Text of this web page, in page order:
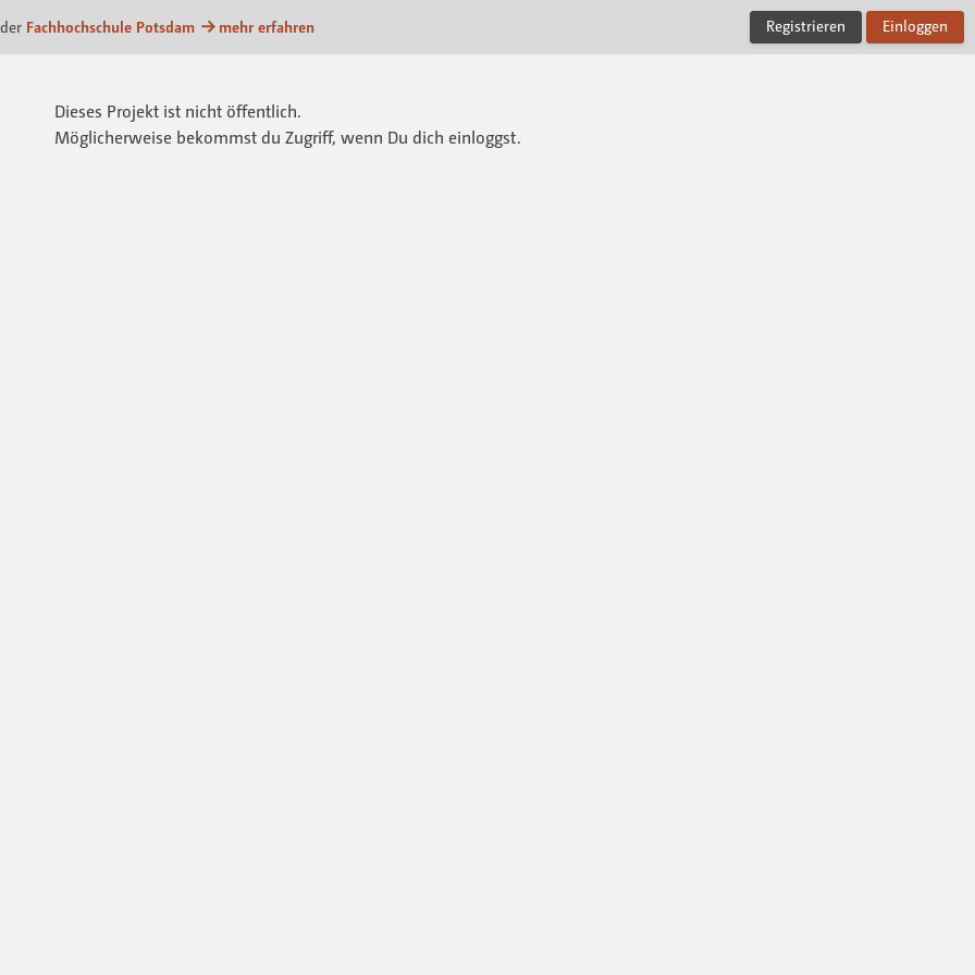
Fachhochschule Potsdam mehr erfahren Registrieren Einloggen
Dieses Projekt ist nicht öffentlich.
Möglicherweise bekommst du Zugriff, wenn Du dich einloggst.